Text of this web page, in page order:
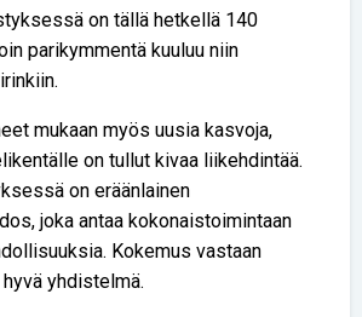
on tällä hetkellä 140
parikymmentä kuuluu niin
mukaan myös uusia kasvoja,
on tullut kivaa liikehdintää.
on eräänlainen
joka antaa kokonaistoimintaan
Kokemus vastaan
yhdistelmä.